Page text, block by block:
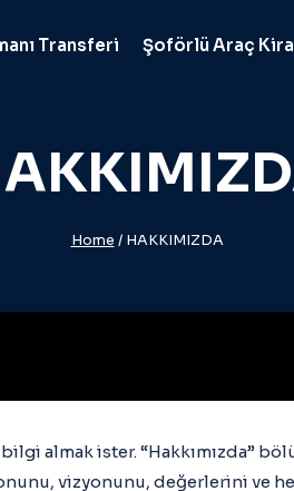
Transferi Şoförlü Araç
Home / HAKKIMIZDA
almak ister. “Hakkımızda”
vizyonunu, değerlerini ve